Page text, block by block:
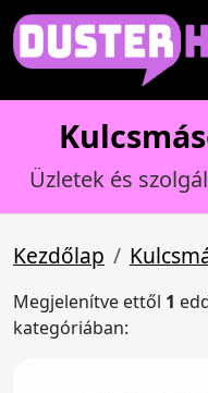
Üzletek és
Kezdőlap
Megjelenítve ettől 1
kategóriában: